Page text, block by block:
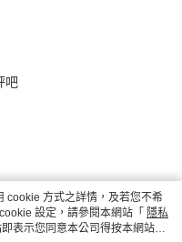
吧
cookie 方式之詳情，及若您不希
設定，請參閱本網站「 隱私
表示您同意本公司得按本網站使